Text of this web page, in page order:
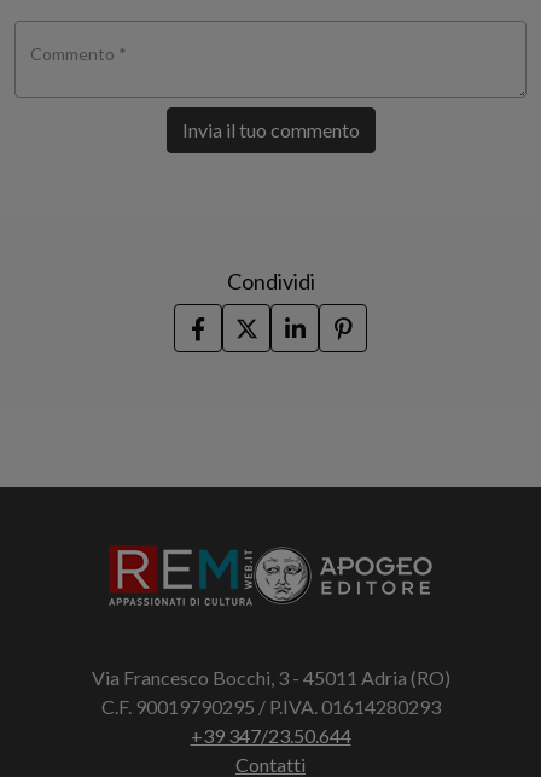
Commento *
Invia il tuo commento
Condividi
Via Francesco Bocchi, 3 - 45011 Adria (RO)
C.F. 90019790295 / P.IVA. 01614280293
+39 347/23.50.644
Contatti